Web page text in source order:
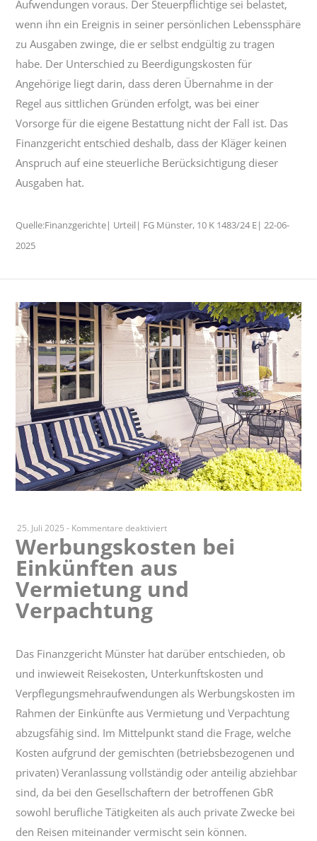
Aufwendungen voraus. Der Steuerpflichtige sei belastet,
wenn ihn ein Ereignis in seiner persönlichen Lebenssphäre
zu Ausgaben zwinge, die er selbst endgültig zu tragen
habe. Der Unterschied zu Beerdigungskosten für
Angehörige liegt darin, dass deren Übernahme in der
Regel aus sittlichen Gründen erfolgt, was bei einer
Vorsorge für die eigene Bestattung nicht der Fall ist. Das
Finanzgericht entschied deshalb, dass der Kläger keinen
Anspruch auf eine steuerliche Berücksichtigung dieser
Ausgaben hat.
Quelle:Finanzgerichte| Urteil| FG Münster, 10 K 1483/24 E| 22-06-
2025
25. Juli 2025 - Kommentare deaktiviertfür
Werbungskosten
Einkünften
aus
Werbungskosten bei
Einkünften aus
Vermietung und
Verpachtung
Das Finanzgericht Münster hat darüber entschieden, ob
und inwieweit Reisekosten, Unterkunfts­kosten und
Verpflegungs­mehr­auf­wendungen als Werbungs­kosten im
Rahmen der Einkünfte aus Vermietung und Verpachtung
abzugsfähig sind. Im Mittelpunkt stand die Frage, welche
Kosten aufgrund der gemischten (betriebs­bezogenen und
privaten) Veranlassung vollständig oder anteilig abziehbar
sind, da bei den Gesellschaftern der betroffenen GbR
sowohl berufliche Tätigkeiten als auch private Zwecke bei
den Reisen miteinander vermischt sein können.